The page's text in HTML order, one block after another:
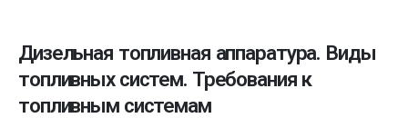
Дизельная топливная аппаратура. Виды
топливных систем. Требования к
топливным системам